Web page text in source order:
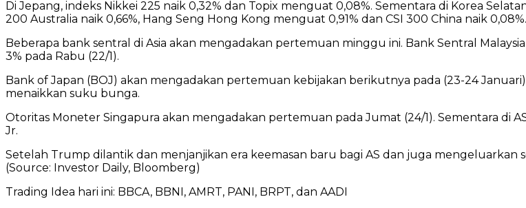
Di Jepang, indeks Nikkei 225 naik 0,32% dan Topix menguat 0,08%. Sementara di Korea
200 Australia naik 0,66%, Hang Seng Hong Kong menguat 0,91% dan CSI 300 China naik 0,08%.
Beberapa bank sentral di Asia akan mengadakan pertemuan minggu ini. Bank Sentral
3% pada Rabu (22/1).
Bank of Japan (BOJ) akan mengadakan pertemuan kebijakan berikutnya pada (23-24
menaikkan suku bunga.
Otoritas Moneter Singapura akan mengadakan pertemuan pada Jumat (24/1). Sementara
Jr.
Setelah Trump dilantik dan menjanjikan era keemasan baru bagi AS dan juga
(Source: Investor Daily, Bloomberg)
Trading Idea hari ini: BBCA, BBNI, AMRT, PANI, BRPT, dan AADI